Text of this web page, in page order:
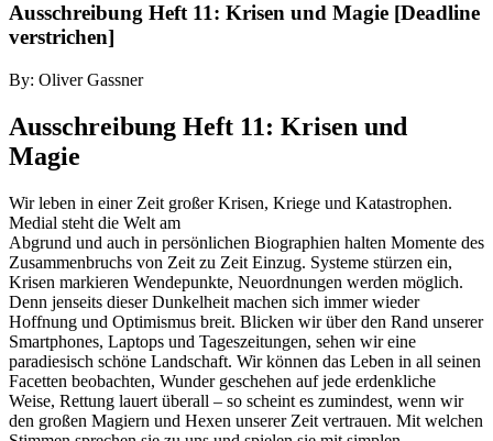
Ausschreibung Heft 11: Krisen und Magie [Deadline
verstrichen]
By: Oliver Gassner
Ausschreibung Heft 11: Krisen und
Magie
Wir leben in einer Zeit großer Krisen, Kriege und Katastrophen.
Medial steht die Welt am
Abgrund und auch in persönlichen Biographien halten Momente des
Zusammenbruchs von Zeit zu Zeit Einzug. Systeme stürzen ein,
Krisen markieren Wendepunkte, Neuordnungen werden möglich.
Denn jenseits dieser Dunkelheit machen sich immer wieder
Hoffnung und Optimismus breit. Blicken wir über den Rand unserer
Smartphones, Laptops und Tageszeitungen, sehen wir eine
paradiesisch schöne Landschaft. Wir können das Leben in all seinen
Facetten beobachten, Wunder geschehen auf jede erdenkliche
Weise, Rettung lauert überall – so scheint es zumindest, wenn wir
den großen Magiern und Hexen unserer Zeit vertrauen. Mit welchen